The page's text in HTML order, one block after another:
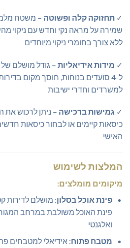
✓ תחזוקה קלה ופשוטה – משטח
שמירה על מראה נקי וחדש עם ניקוי
ללא צורך בחומרי ניקוי מיוחדים
✓ מידות אידיאליות
ל-4 סועדים בנוחות, חוסך מקום
למשרדים וחדרי ישיבות
✓ גמישות ברכישה – ניתן לרכוש את
כיסאות קיימים או לבחור כיסאות
האישי
המלצות לשימוש
מיקומים מומלצים:
פינת אוכל בסלון: מושלם לדירות
פינת האוכל משולבת במרחב
ואלגנטי
מטבח פתוח: אידיאלי למטבחים